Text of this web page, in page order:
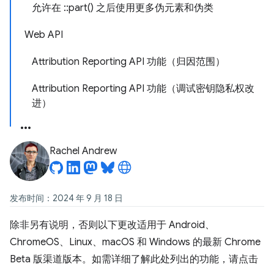
允许在 ::part() 之后使用更多伪元素和伪类
Web API
Attribution Reporting API 功能（归因范围）
Attribution Reporting API 功能（调试密钥隐私权改
进）
Rachel Andrew
发布时间：2024 年 9 月 18 日
除非另有说明，否则以下更改适用于 Android、
ChromeOS、Linux、macOS 和 Windows 的最新 Chrome
Beta 版渠道版本。如需详细了解此处列出的功能，请点击